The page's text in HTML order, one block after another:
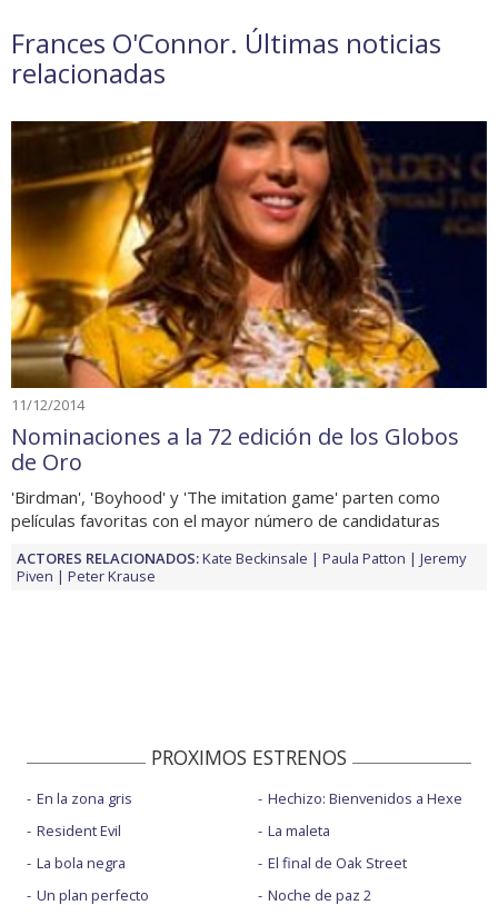
Frances O'Connor. Últimas noticias
relacionadas
11/12/2014
Nominaciones a la 72 edición de los Globos
de Oro
'Birdman', 'Boyhood' y 'The imitation game' parten como
películas favoritas con el mayor número de candidaturas
ACTORES RELACIONADOS:Kate Beckinsale Paula Patton
Jeremy
Piven
Peter Krause
PROXIMOS ESTRENOS
En la zona gris
Resident Evil
La bola negra
Un plan perfecto
Hechizo: Bienvenidos a Hexe
La maleta
El final de Oak Street
Noche de paz 2